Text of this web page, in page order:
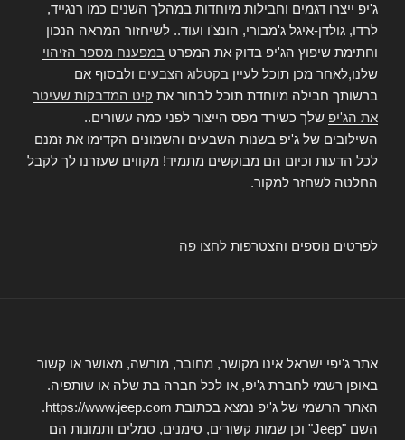
ג'יפ ייצרו דגמים וחבילות מיוחדות במהלך השנים כמו רנגייד,
לרדו, גולדן-איגל ג'מבורי, הונצ'ו ועוד.. לשיחזור המראה הנכון
וחתימת שיפוץ הג'יפ בדוק את המפרט במפענח מספר הזיהוי
שלנו,לאחר מכן תוכל לעיין בקטלוג הצבעים ולבסוף אם
ברשותך חבילה מיוחדת תוכל לבחור את קיט המדבקות שעיטר
את הג'יפ שלך כשירד מפס הייצור לפני כמה עשורים..
השילובים של ג'יפ בשנות השבעים והשמונים הקדימו את זמנם
לכל הדעות וכיום הם מבוקשים מתמיד! מקווים שעזרנו לך לקבל
החלטה לשחזר למקור.
לפרטים נוספים והצטרפות לחצו פה
אתר ג'יפי ישראל אינו מקושר, מחובר, מורשה, מאושר או קשור
באופן רשמי לחברת ג'יפ, או לכל חברה בת שלה או שותפיה.
האתר הרשמי של ג'יפ נמצא בכתובת https://www.jeep.com.
השם "Jeep" וכן שמות קשורים, סימנים, סמלים ותמונות הם